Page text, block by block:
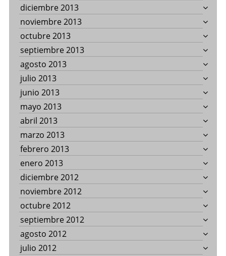
diciembre 2013
noviembre 2013
octubre 2013
septiembre 2013
agosto 2013
julio 2013
junio 2013
mayo 2013
abril 2013
marzo 2013
febrero 2013
enero 2013
diciembre 2012
noviembre 2012
octubre 2012
septiembre 2012
agosto 2012
julio 2012